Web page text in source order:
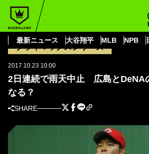
最新ニュース 大谷翔平 MLB NPB
BASEBALL KING
クライマッ
横浜DeNAベイスターズ
2日連続で雨天中止 広島とDeNAの先発陣はどうな
クライマックスシリーズ
2017.10.23 10:00
2日連続で雨天中止 広島とDeNA
なる？
SHARE